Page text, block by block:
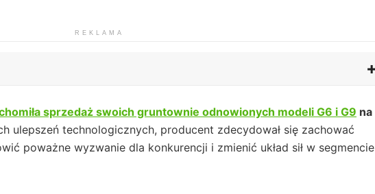
REKLAMA
sprzedaż swoich gruntownie odnowionych modeli G6 i G9 na
ulepszeń technologicznych, producent zdecydował się zachować
poważne wyzwanie dla konkurencji i zmienić układ sił w segmencie